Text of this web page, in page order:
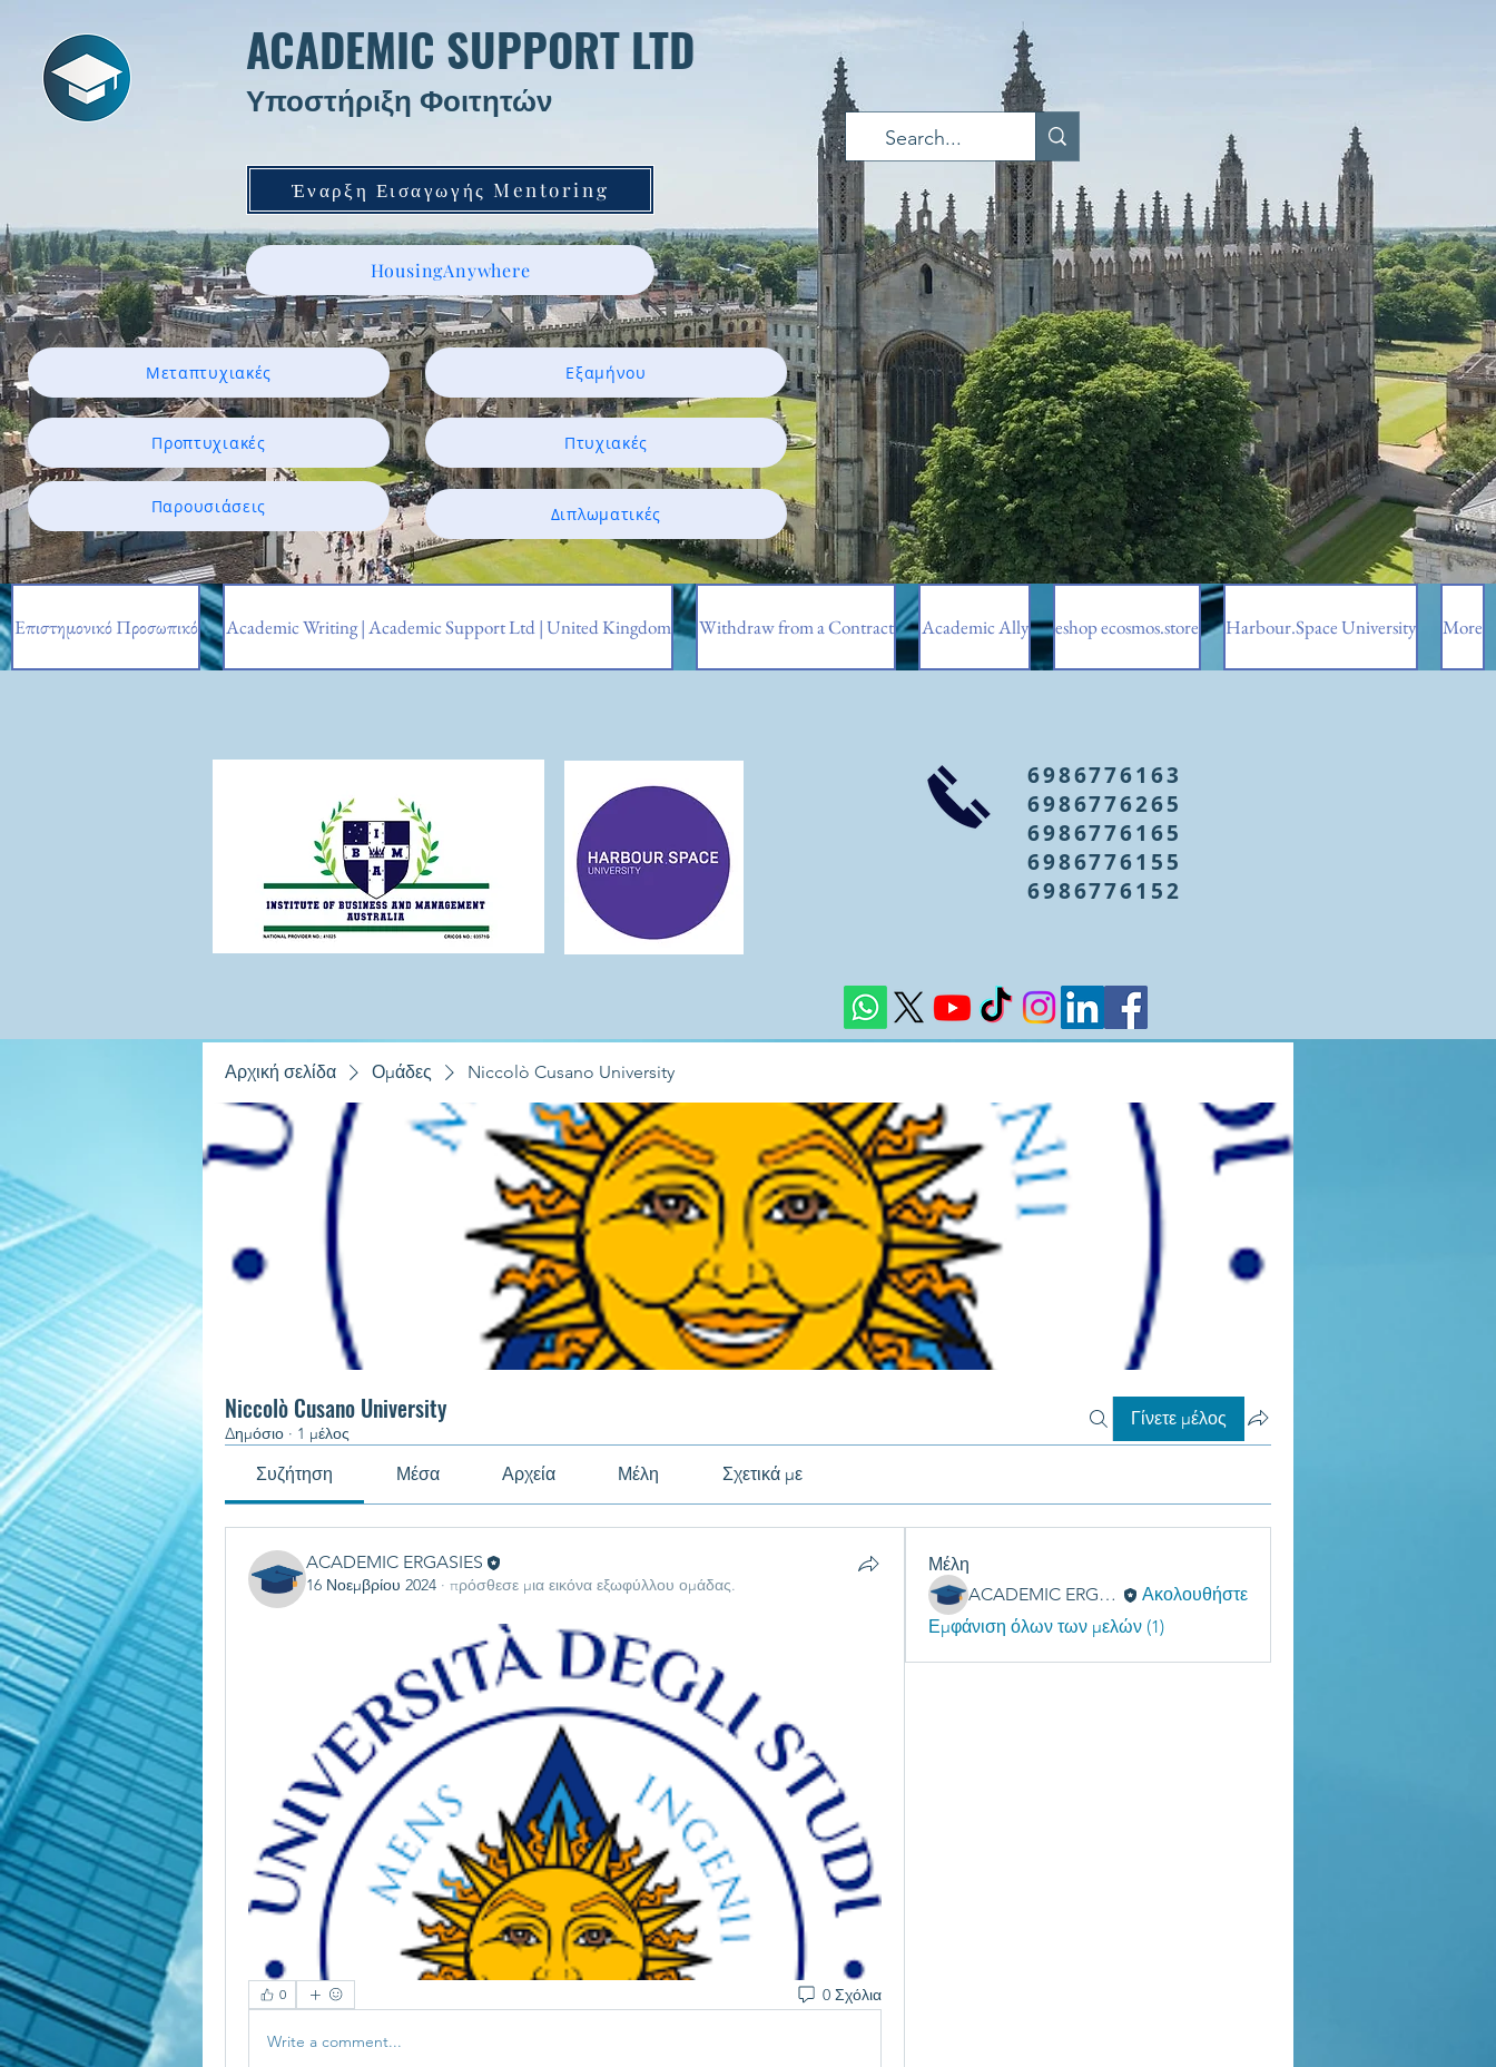
ACADEMIC SUPPORT LTD
Υποστήριξη Φοιτητών ​
Έναρξη Εισαγωγής Mentoring
HousingAnywhere
Μεταπτυχιακές
Προπτυχιακές
Παρουσιάσεις
Εξαμήνου
Πτυχιακές
Διπλωματικές
Επιστημονικό Προσωπικό Academic Writing | Academic Support Ltd | United Kingdom Withdraw from a Contract Academic Ally eshop ecosmos.store Harbour.Space University More
6986776163
6986776265
6986776165
6986776155
6986776152
Αρχική σελίδα Ομάδες Niccolò Cusano University
Niccolò Cusano University
Δημόσιο · 1 μέλος
Γίνετε μέλος
Συζήτηση Μέσα Αρχεία Μέλη Σχετικά με
ACADEMIC ERGASIES
16 Νοεμβρίου 2024 · πρόσθεσε μια εικόνα εξωφύλλου ομάδας.
0 0 Σχόλια
Write a comment...
Μέλη
ACADEMIC ERGASIES
Ακολουθήστε
Εμφάνιση όλων των μελών (1)